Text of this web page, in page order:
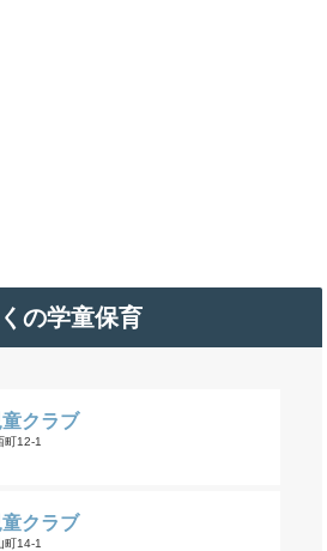
の学童保育
クラブ
町12-1
クラブ
町14-1